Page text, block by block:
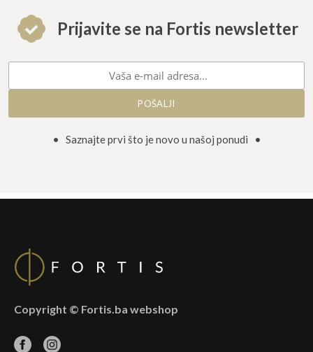
Prijavite se na Fortis newsletter
• Saznajte prvi što je novo u našoj ponudi •
Copyright © Fortis.ba webshop